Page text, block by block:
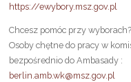
https://ewybory.msz.gov.pl
Chcesz pomóc przy wyborach?
Osoby chętne do pracy w
bezpośrednio do Ambasady :
berlin.amb.wk@msz.gov.pl